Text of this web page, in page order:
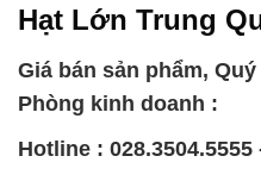
Hạt Lớn Trung
Giá bán sản phẩm,
Phòng kinh doanh :
Hotline : 028.3504.5555